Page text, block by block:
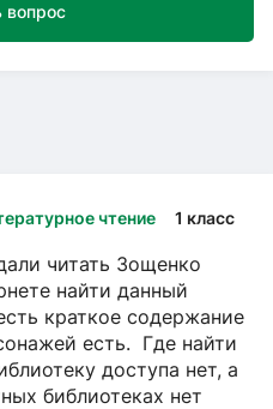
вопрос
чтение 1 класс
читать Зощенко
найти данный
краткое содержание
есть. Где найти
доступа нет, а
библиотеках нет